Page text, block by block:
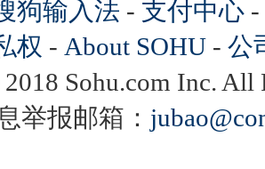
狗输入法 - 支付中心 -
权 - About SOHU - 公
2018 Sohu.com Inc.
举报邮箱：